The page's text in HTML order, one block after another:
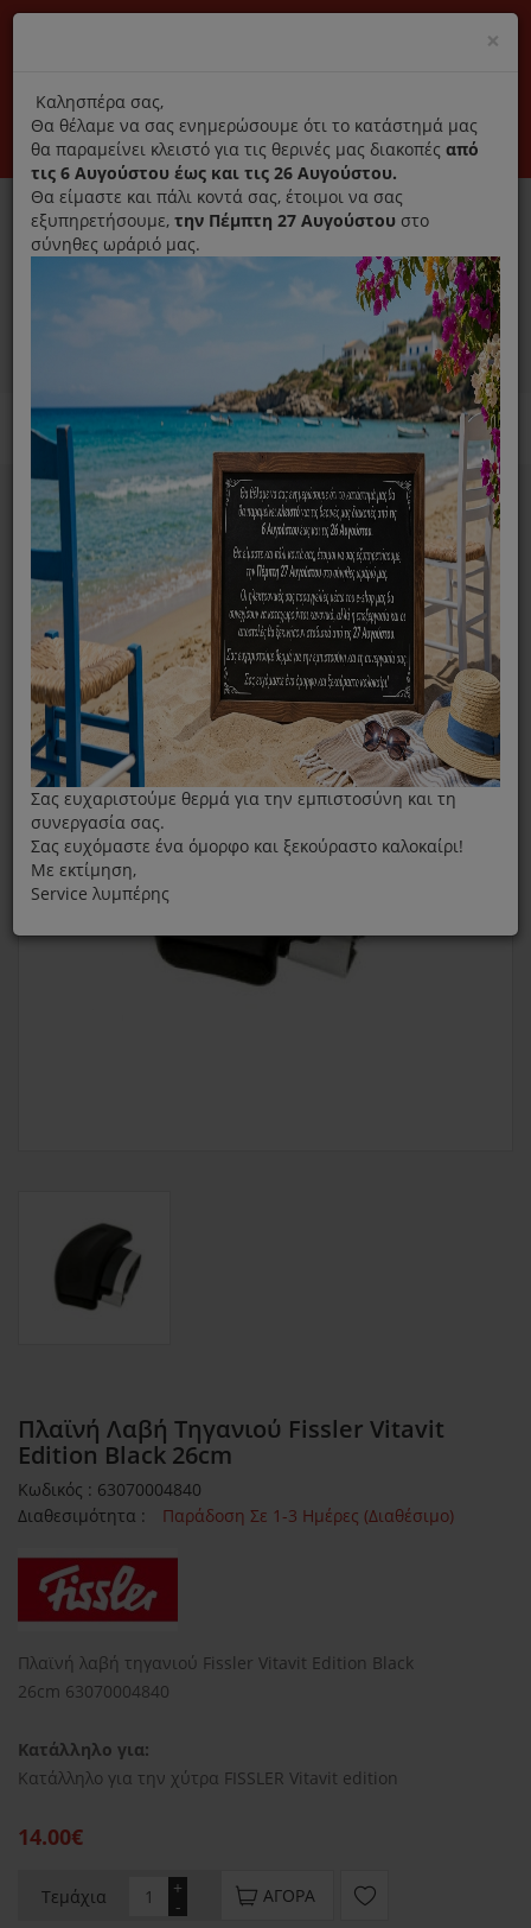
Αποκλειστικά γνήσια ανταλλακτικά
Σύνδεση Εγγραφή Εταιρεία Επικοινωνία
0
Ανταλλακτικά ηλεκτρικών συσκευών MENU
Home
Χύτρα
Πλαϊνή Λαβή Τηγανιού Fissler Vitavit Edition Black 26cm
Πλαϊνή Λαβή Τηγανιού Fissler Vitavit
Edition Black 26cm
Κωδικός : 63070004840
Διαθεσιμότητα :
Παράδοση Σε 1-3 Ημέρες (Διαθέσιμο)
Πλαϊνή λαβή τηγανιού Fissler Vitavit Edition Black
26cm 63070004840
Κατάλληλο για:
Κατάλληλο για την χύτρα FISSLER Vitavit edition
14.00€
Τεμάχια -
+ ΑΓΟΡΆ
×
title
Καλησπέρα σας,
Θα θέλαμε να σας ενημερώσουμε ότι το κατάστημά μας
θα παραμείνει κλειστό για τις θερινές μας διακοπές από
τις 6 Αυγούστου έως και τις 26 Αυγούστου.
Θα είμαστε και πάλι κοντά σας, έτοιμοι να σας
εξυπηρετήσουμε, την Πέμπτη 27 Αυγούστου στο
σύνηθες ωράριό μας.
Σας ευχαριστούμε θερμά για την εμπιστοσύνη και τη
συνεργασία σας.
Σας ευχόμαστε ένα όμορφο και ξεκούραστο καλοκαίρι!
Με εκτίμηση,
Service λυμπέρης